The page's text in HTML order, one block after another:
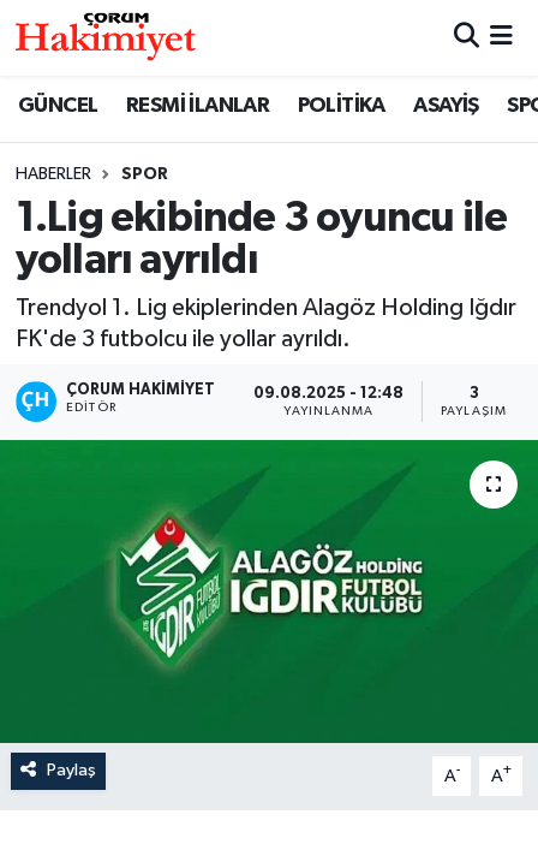
GÜNCEL RESMİ İLANLAR POLİTİKA ASAYİŞ
HABERLER SPOR
1.Lig ekibinde 3 oyuncu ile
yolları ayrıldı
Trendyol 1. Lig ekiplerinden Alagöz Holding Iğdır
FK'de 3 futbolcu ile yollar ayrıldı.
ÇORUM HAKIMIYET
EDITÖR
09.08.2025 - 12:48
YAYINLANMA
3
PAYLAŞIM
Paylaş A- A+
SAĞLIK
ASAYİŞ
EKONOMİ
GÜNCEL
İLÇELER
OTOPARK
Nöbetçi Eczaneler
Çorum Namaz Vakitleri
Trafik Durumu
Süper Lig Puan Durumu ve Fikstür
Tüm Manşetler
Haber Arşivi